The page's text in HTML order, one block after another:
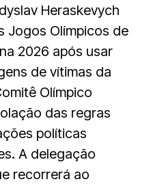
Heraskevych
Jogos Olímpicos de
2026 após usar
de vítimas da
Olímpico
das regras
políticas
A delegação
recorrerá ao